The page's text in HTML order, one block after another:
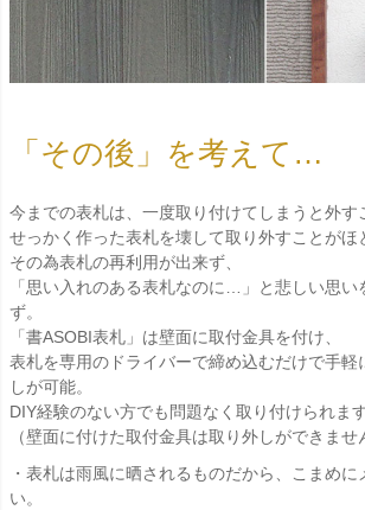
「その後」を考えて…
今までの表札は、一度取り付けてしまうと外す
せっかく作った表札を壊して取り外すことがほ
その為表札の再利用が出来ず、
「思い入れのある表札なのに…」と悲しい思い
ず。
「書ASOBI表札」は壁面に取付金具を付け、
表札を専用のドライバーで締め込むだけで手軽
しが可能。
DIY経験のない方でも問題なく取り付けられます
（壁面に付けた取付金具は取り外しができませ
・表札は雨風に晒されるものだから、こまめに
い。